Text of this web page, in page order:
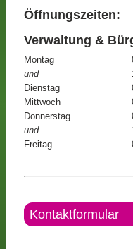
Öffnungszeiten:
Verwaltung &
Montag
und
Dienstag
Mittwoch
Donnerstag
und
Freitag
Kontaktformular